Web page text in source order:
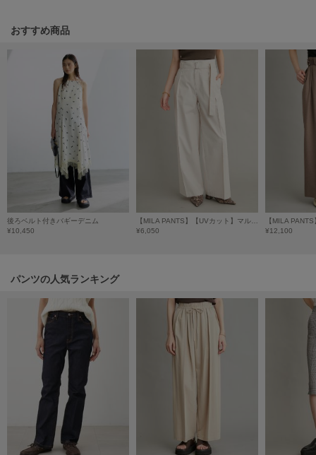
HOKA ONEONE
ホカ オネオネ
le coq sportif
LeSportsac
レスポートサック
LILY BROWN
リリーブラウン
LILY BROWN Lingerie
リリーブラウンランジェリー
LITTLE UNION TOKYO
リトルユニオン トウキョウ
おすすめ商品
後ろベルト付きバギーデニム
¥10,450
¥6,050
¥12,100
パンツの人気ランキング